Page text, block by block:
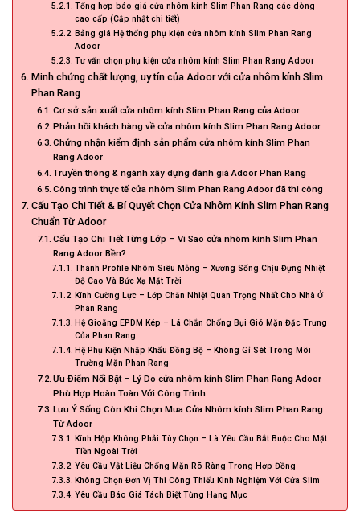
Tổng hợp báo giá cửa nhôm kính Slim Phan Rang các dòng
cao cấp (Cập nhật chi tiết)
Bảng giá Hệ thống phụ kiện cửa nhôm kính Slim Phan Rang
Adoor
Tư vấn chọn phụ kiện cửa nhôm kính Slim Phan Rang Adoor
Minh chứng chất lượng, uy tín của Adoor với cửa nhôm kính Slim
Phan Rang
Cơ sở sản xuất cửa nhôm kính Slim Phan Rang của Adoor
Phản hồi khách hàng về cửa nhôm kính Slim Phan Rang Adoor
Chứng nhận kiểm định sản phẩm cửa nhôm kính Slim Phan
Rang Adoor
Truyền thông & ngành xây dựng đánh giá Adoor Phan Rang
Công trình thực tế cửa nhôm Slim Phan Rang Adoor đã thi công
Cấu Tạo Chi Tiết & Bí Quyết Chọn Cửa Nhôm Kính Slim Phan Rang
Chuẩn Từ Adoor
Cấu Tạo Chi Tiết Từng Lớp – Vì Sao cửa nhôm kính Slim Phan
Rang Adoor Bền?
Thanh Profile Nhôm Siêu Mỏng – Xương Sống Chịu Đựng Nhiệt
Độ Cao Và Bức Xạ Mặt Trời
Kính Cường Lực – Lớp Chắn Nhiệt Quan Trọng Nhất Cho Nhà Ở
Phan Rang
Hệ Gioăng EPDM Kép – Lá Chắn Chống Bụi Gió Mặn Đặc Trưng
Của Phan Rang
Hệ Phụ Kiện Nhập Khẩu Đồng Bộ – Không Gỉ Sét Trong Môi
Trường Mặn Phan Rang
Ưu Điểm Nổi Bật – Lý Do cửa nhôm kính Slim Phan Rang Adoor
Phù Hợp Hoàn Toàn Với Công Trình
Lưu Ý Sống Còn Khi Chọn Mua Cửa Nhôm kính Slim Phan Rang
Từ Adoor
Kính Hộp Không Phải Tùy Chọn – Là Yêu Cầu Bắt Buộc Cho Mặt
Tiền Ngoài Trời
Yêu Cầu Vật Liệu Chống Mặn Rõ Ràng Trong Hợp Đồng
Không Chọn Đơn Vị Thi Công Thiếu Kinh Nghiệm Với Cửa Slim
Yêu Cầu Báo Giá Tách Biệt Từng Hạng Mục